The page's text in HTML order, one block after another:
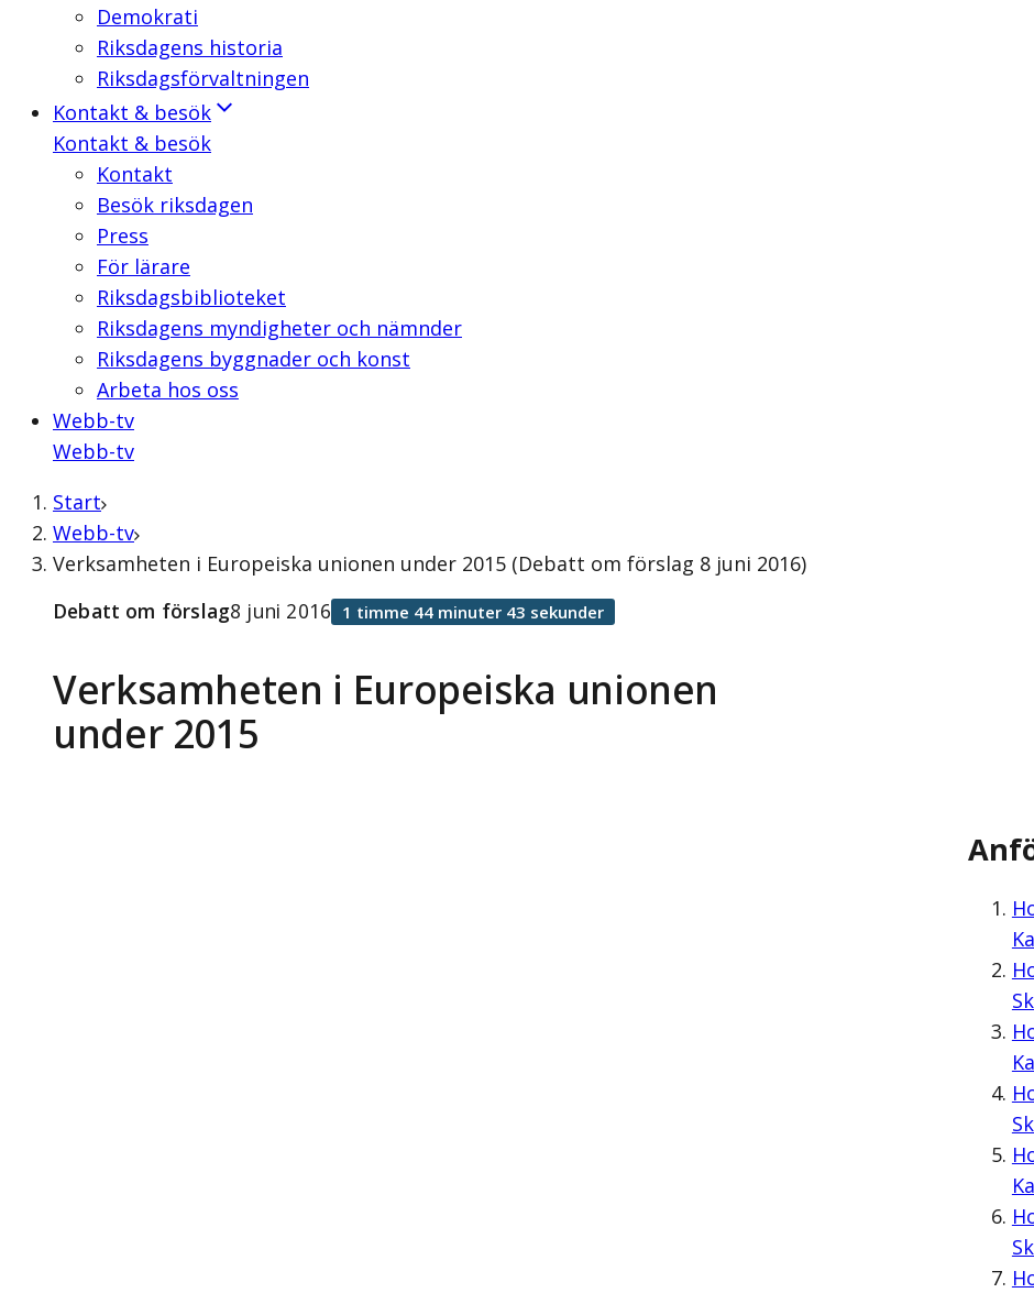
Demokrati
Riksdagens historia
Riksdagsförvaltningen
Kontakt & besök
Kontakt & besök
Kontakt
Besök riksdagen
Press
För lärare
Riksdagsbiblioteket
Riksdagens myndigheter och nämnder
Riksdagens byggnader och konst
Arbeta hos oss
Webb-tv
Webb-tv
Start
Webb-tv
Verksamheten i Europeiska unionen under 2015 (Debatt om förslag 8 juni 2016)
Verksamheten i Europeiska unionen
under 2015
Debatt om förslag8 juni 2016 1 timme 44 minuter 43 sekunder